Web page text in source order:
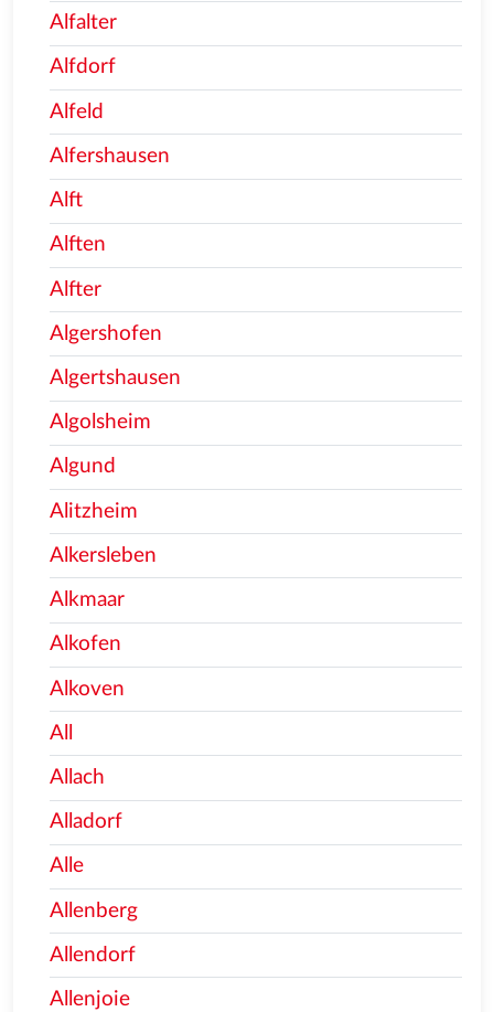
Alfalter
Alfdorf
Alfeld
Alfershausen
Alft
Alften
Alfter
Algershofen
Algertshausen
Algolsheim
Algund
Alitzheim
Alkersleben
Alkmaar
Alkofen
Alkoven
All
Allach
Alladorf
Alle
Allenberg
Allendorf
Allenjoie